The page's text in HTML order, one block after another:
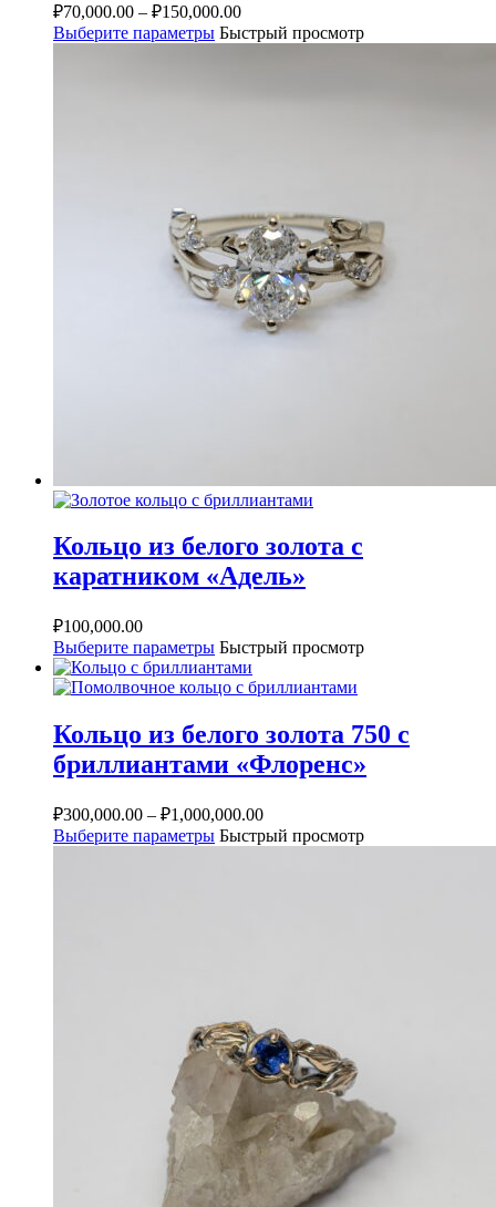
₽70,000.00 – ₽150,000.00
Выберите параметры Быстрый просмотр
Кольцо из белого золота с
каратником «Адель»
₽100,000.00
Выберите параметры Быстрый просмотр
Кольцо из белого золота 750 с
бриллиантами «Флоренс»
₽300,000.00 – ₽1,000,000.00
Выберите параметры Быстрый просмотр